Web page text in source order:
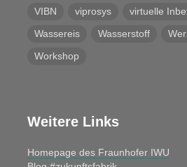
VIBN
viprosys
virtuelle
Wassereis
Wasserstoff
Workshop
Weitere Links
Homepage des Fraunhofer IWU